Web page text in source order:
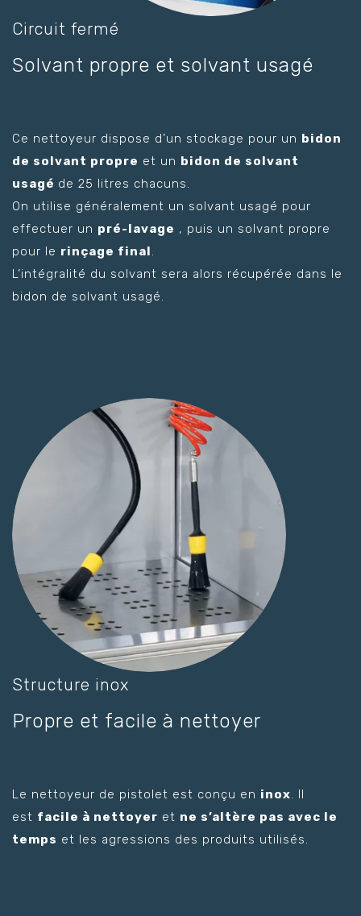
Circuit fermé
Solvant propre et solvant usagé
Ce nettoyeur dispose d’un stockage pour un bidon
de solvant propre et un bidon de solvant
usagé de 25 litres chacuns.
On utilise généralement un solvant usagé pour
effectuer un pré-lavage , puis un solvant propre
pour le rinçage final.
L’intégralité du solvant sera alors récupérée dans le
bidon de solvant usagé.
Structure inox
Propre et facile à nettoyer
Le nettoyeur de pistolet est conçu en inox. Il
est facile à nettoyer et ne s’altère pas avec le
temps et les agressions des produits utilisés.